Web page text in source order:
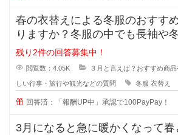
春の衣替えによる冬服のおすす
りますか？冬服の中でも長袖や
とで、今までは適当に畳んでしま
残り2件の回答募集中！
閲覧数：4.05K ３月と言えば？おすすめ商
しい行事・旅行や観光などの質問 冬服 衣替え
回答済：「報酬UP中」承認で100PayPay！
3月になると急に暖かくなって春